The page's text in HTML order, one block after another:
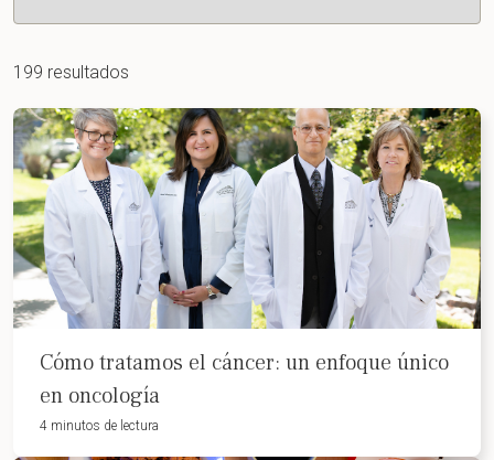
199 resultados
Cómo tratamos el cáncer: un enfoque único
en oncología
4 minutos de lectura